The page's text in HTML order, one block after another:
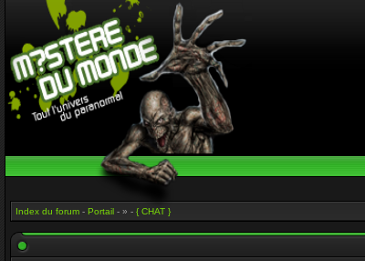
Index du forum - Portail - » - { CHAT }